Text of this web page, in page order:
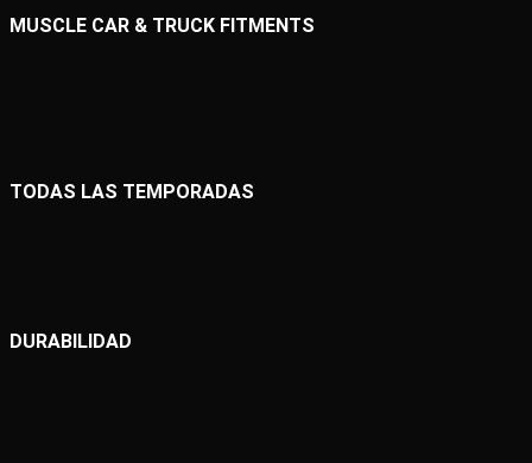
MUSCLE CAR & TRUCK FITMENTS
TODAS LAS TEMPORADAS
DURABILIDAD